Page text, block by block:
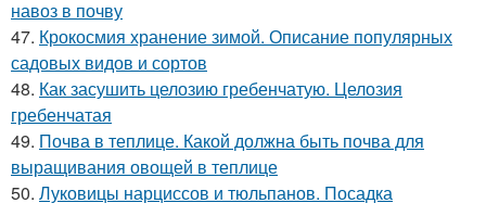
навоз в почву
47. Крокосмия хранение зимой. Описание популярных
садовых видов и сортов
48. Как засушить целозию гребенчатую. Целозия
гребенчатая
49. Почва в теплице. Какой должна быть почва для
выращивания овощей в теплице
50. Луковицы нарциссов и тюльпанов. Посадка